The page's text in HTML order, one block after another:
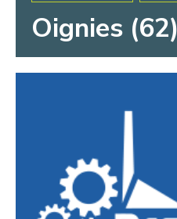
Oignies (62)